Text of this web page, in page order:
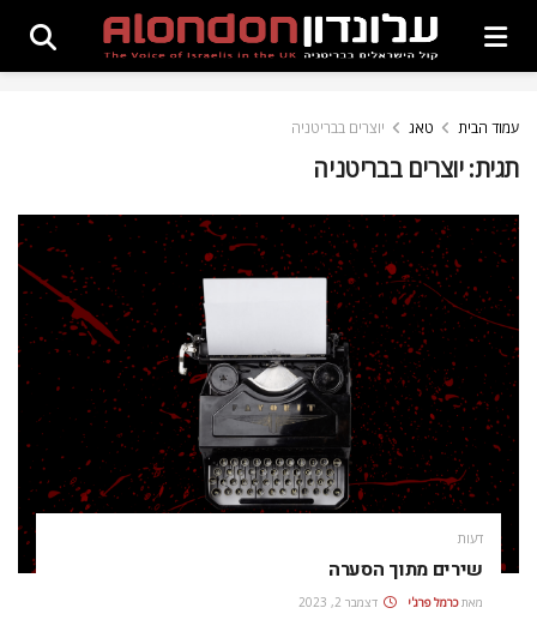
עמוד הבית טאג יוצרים בבריטניה
תגית:יוצרים בבריטניה
דעות
שירים מתוך הסערה
מאת כרמל פרג'י דצמבר 2, 2023